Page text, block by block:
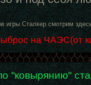
игры Сталкер смотрим
на ЧАЭС(от
"ковырянию"